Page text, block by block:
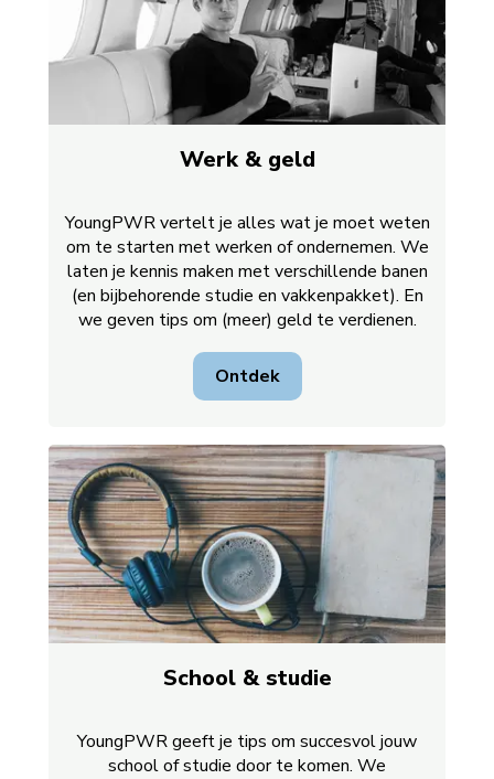
Werk & geld
YoungPWR vertelt je alles wat je moet weten
om te starten met werken of ondernemen. We
laten je kennis maken met verschillende banen
(en bijbehorende studie en vakkenpakket). En
we geven tips om (meer) geld te verdienen.
Ontdek
School & studie
YoungPWR geeft je tips om succesvol jouw
school of studie door te komen. We